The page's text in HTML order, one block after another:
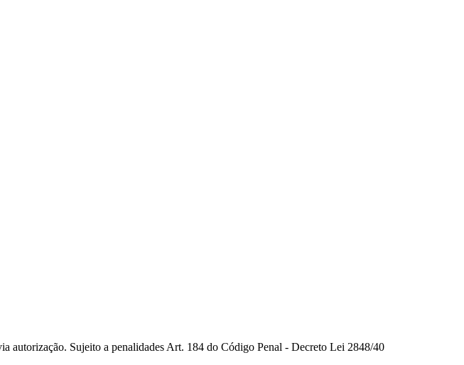
autorização. Sujeito a penalidades Art. 184 do Código Penal - Decreto Lei 2848/40